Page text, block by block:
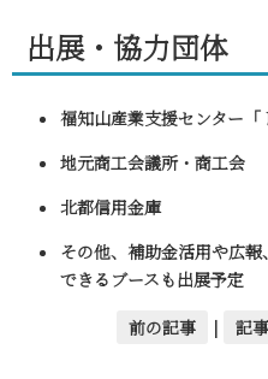
出展・協力団体
福知山産業支援センター「
地元商工会議所・商工会
北都信用金庫
その他、補助金活用や広
できるブースも出展予定
前の記事
| 記